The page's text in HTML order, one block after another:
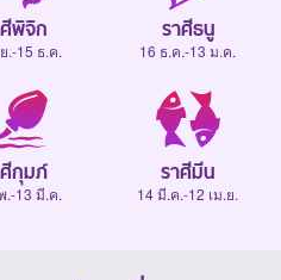
พิจิก
.-15 ธ.ค.
ราศีธนู
16 ธ.ค.-13 ม.ค.
กุมภ์
.-13 มี.ค.
ราศีมีน
14 มี.ค.-12 เม.ย.